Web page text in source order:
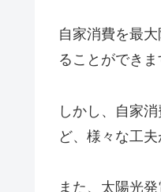
自家消費を最
ることができま
しかし、自家
ど、様々な工夫
また、太陽光